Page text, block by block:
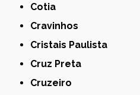
Cotia
Cravinhos
Cristais Paulista
Cruz Preta
Cruzeiro